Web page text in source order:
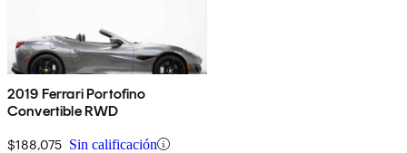
2019 Ferrari Portofino
Convertible RWD
$188,075 Sin calificación